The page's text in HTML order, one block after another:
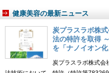
健康美容の最新ニュース
炭プラスラボ株
法の特許を取得
を「ナノイオン
炭プラスラボ株式会